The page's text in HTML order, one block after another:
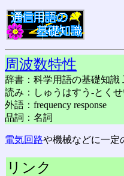
周波数特性
辞書：科学用語の基礎知識
読み：しゅうはすう-とくせ
外語：frequency response
品詞：名詞
電気回路や機械などに一定
リンク